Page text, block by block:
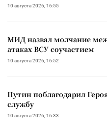
10 августа 2026, 16:55
МИД назвал молчание
атаках ВСУ соучастием
10 августа 2026, 16:52
Путин поблагодарил
службу
10 августа 2026, 16:33